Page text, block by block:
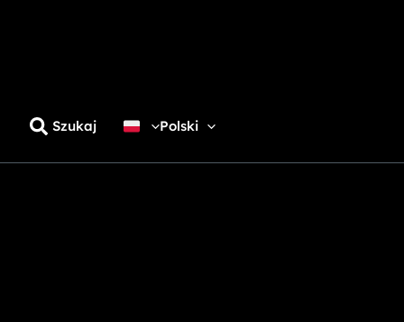
Szukaj Polski